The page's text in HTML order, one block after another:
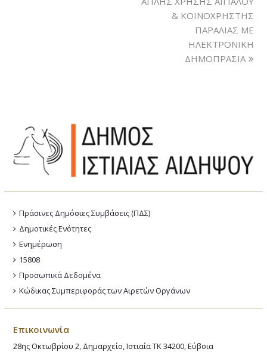
& ΚΟΙΝΟΧΡΗΣΤΗΣ
ΠΑΡΑΛΙΑΣ ΜΕ
ΗΛΕΚΤΡΟΝΙΚΗ
ΔΗΜΟΠΡΑΣΙΑ
Πράσινες Δημόσιες Συμβάσεις (ΠΔΣ)
Δημοτικές Ενότητες
Ενημέρωση
15808
Προσωπικά Δεδομένα
Κώδικας Συμπεριφοράς των Αιρετών Οργάνων
Επικοινωνία
28ης Οκτωβρίου 2, Δημαρχείο, Ιστιαία ΤΚ 34200, Εύβοια